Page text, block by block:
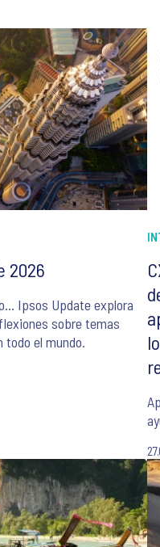
2026
Ipsos Update explora
sobre temas
todo el mundo.